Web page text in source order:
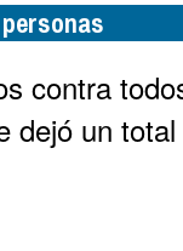
contra
dejó un